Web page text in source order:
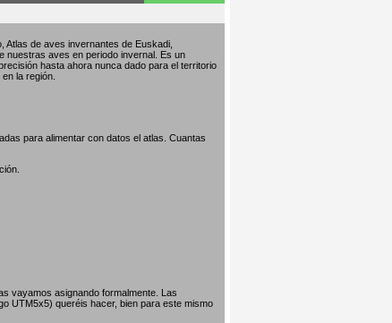
Atlas de aves invernantes de Euskadi,
nuestras aves en periodo invernal. Es un
hasta ahora nunca dado para el territorio
la región.
para alimentar con datos el atlas. Cuantas
vayamos asignando formalmente. Las
UTM5x5) queréis hacer, bien para este mismo